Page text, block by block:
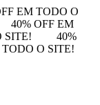
EM TODO O
40% OFF EM
SITE!
40%
O SITE!